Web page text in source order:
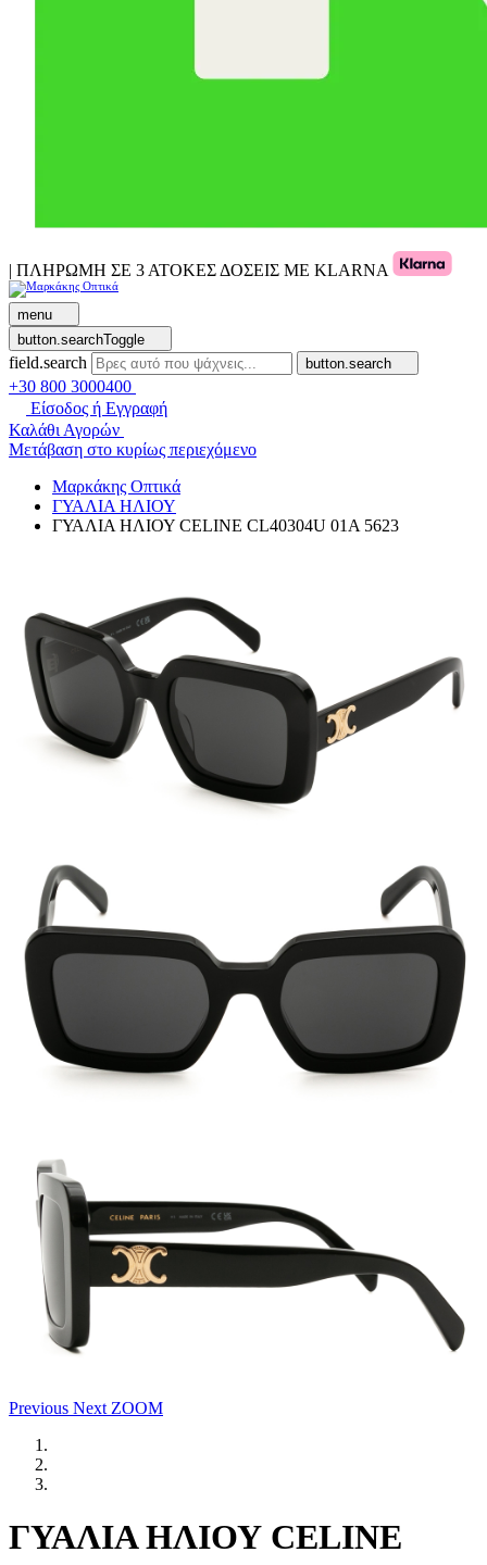
| ΠΛΗΡΩΜΗ ΣΕ 3 ΑΤΟΚΕΣ ΔΟΣΕΙΣ ΜΕ KLARNA
menu
button.searchToggle
field.search button.search
+30 800 3000400
Είσοδος ή Εγγραφή
Καλάθι Αγορών
Μετάβαση στο κυρίως περιεχόμενο
Μαρκάκης Οπτικά
ΓΥΑΛΙΑ ΗΛΙΟΥ
ΓΥΑΛΙΑ ΗΛΙΟΥ CELINE CL40304U 01A 5623
Previous Next ZOOM
ΓΥΑΛΙΑ ΗΛΙΟΥ CELINE